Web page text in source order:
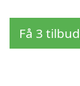
Få 3